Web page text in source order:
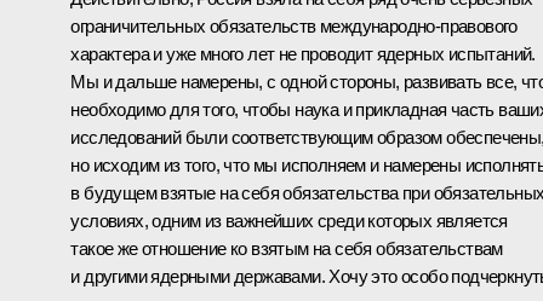
ограничительных обязательств международно-правового
характера и уже много лет не проводит ядерных испытаний.
Мы и дальше намерены, с одной стороны, развивать все,
необходимо для того, чтобы наука и прикладная часть
исследований были соответствующим образом
но исходим из того, что мы исполняем и намерены
в будущем взятые на себя обязательства при
условиях, одним из важнейших среди которых является
такое же отношение ко взятым на себя обязательствам
и другими ядерными державами. Хочу это особо